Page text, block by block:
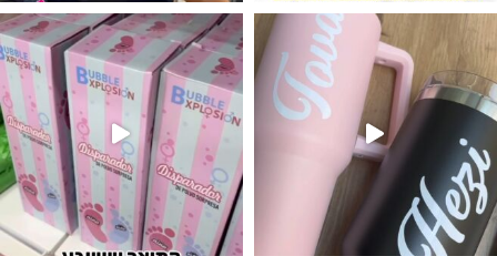
מטף לגילוי מין העובר חזר למלא